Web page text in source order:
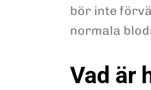
bör inte
normala
Vad är